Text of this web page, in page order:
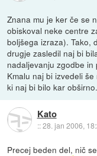
Znana mu je ker če se
obiskoval neke centre
boljšega izraza). Tako,
drugje zasledil naj bi
nadaljevanju zgodbe in
Kmalu naj bi izvedeli
ki naj bi bilo kar obširno.
Kato
::28. jan 2006,
Precej beden del, nič